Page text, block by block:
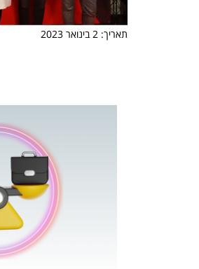
תאריך: 2 בינואר 2023